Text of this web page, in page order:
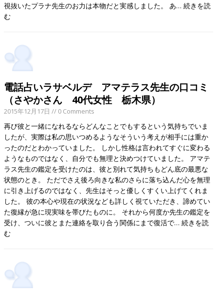
視抜いたプラナ先生のお力は本物だと実感しました。 あ…続きを読
む
電話占いラサベルデ アマテラス先生の口コミ
（さやかさん 40代女性 栃木県）
2015年12月17日 // 0 Comments
再び彼と一緒になれるならどんなことでもするという気持ちでいま
したが、実際は私の思いつめるようなそういう考えが相手には重か
ったのだとわかっていました。 しかし性格は言われてすぐに変わる
ようなものではなく、自分でも無理と決めつけていました。 アマテ
ラス先生の鑑定を受けたのは、彼と別れて気持ちもどん底の最悪な
状態のとき。 ただでさえ後ろ向きな私のさらに落ち込んだ心を無理
に引き上げるのではなく、先生はそっと優しくすくい上げてくれま
した。 彼の本心や現在の状況なども詳しく視ていただき、諦めてい
た復縁が急に現実味を帯びたものに。 それから何度か先生の鑑定を
受け、ついに彼とまた連絡を取り合う関係にまで復活で…続きを読
む